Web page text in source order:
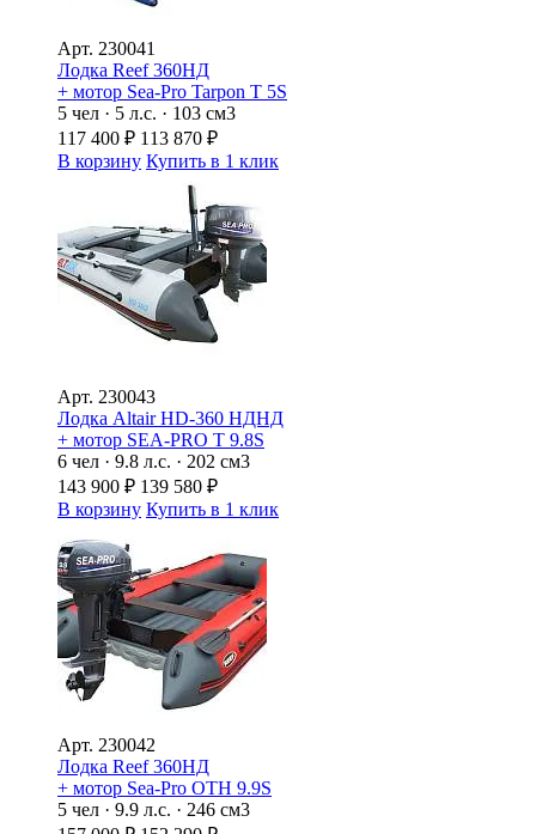
Арт. 230041
Лодка Reef 360НД
+ мотор Sea-Pro Tarpon Т 5S
5 чел · 5 л.с. · 103 см3
117 400 ₽ 113 870 ₽
В корзину Купить в 1 клик
Арт. 230043
Лодка Altair HD-360 НДНД
+ мотор SEA-PRO Т 9.8S
6 чел · 9.8 л.с. · 202 см3
143 900 ₽ 139 580 ₽
В корзину Купить в 1 клик
Арт. 230042
Лодка Reef 360НД
+ мотор Sea-Pro ОТН 9.9S
5 чел · 9.9 л.с. · 246 см3